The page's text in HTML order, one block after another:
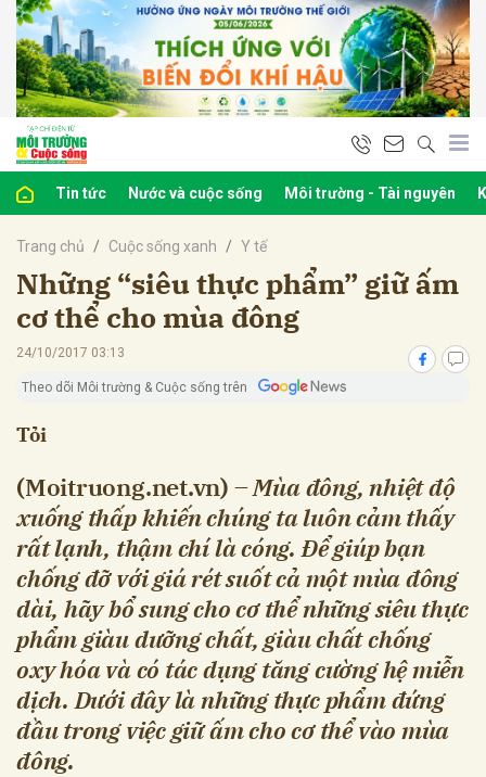
Tin tức Nước và cuộc sống Môi trường - Tài nguyên
Trang chủ Cuộc sống xanh Y tế
Những “siêu thực phẩm” giữ ấm
cơ thể cho mùa đông
24/10/2017 03:13
Theo dõi Môi trường & Cuộc sống trên
Tỏi
(Moitruong.net.vn) –Mùa đông, nhiệt độ
xuống thấp khiến chúng ta luôn cảm thấy
rất lạnh, thậm chí là cóng. Để giúp bạn
chống đỡ với giá rét suốt cả một mùa đông
dài, hãy bổ sung cho cơ thể những siêu thực
phẩm giàu dưỡng chất, giàu chất chống
oxy hóa và có tác dụng tăng cường hệ miễn
dịch. Dưới đây là những thực phẩm đứng
đầu trong việc giữ ấm cho cơ thể vào mùa
đông.
luận